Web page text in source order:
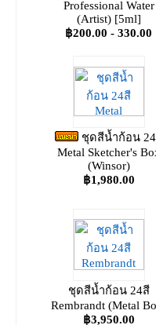
Professional Water
(Artist) [5ml]
฿200.00 - 330.00
ชุดสีน้ำก้อน
Metal Sketcher's
(Winsor)
฿1,980.00
ชุดสีน้ำก้อน 24สี
Rembrandt (Metal
฿3,950.00